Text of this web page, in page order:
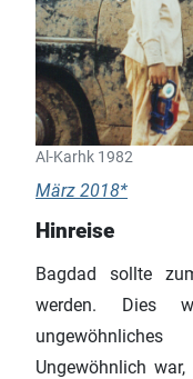
Al-Karhk 1982
März 2018*
Hinreise
Bagdad sollte
werden. Dies
Ungewöhnlich